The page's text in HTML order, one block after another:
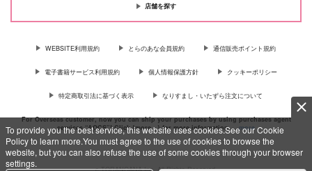
To provide you the best service, this website uses cookies.See our Cookie
Policy to learn more.You must agree to the use of cookies to browse the
website, but you can also refuse the use of some cookies through your browser
settings.
店舗を探す
WEBSITE利用規約 とらのあな会員規約 通信販売ポイント規約
電子書籍サービス利用規約 個人情報保護方針 クッキーポリシー
特定商取引法に基づく表示 なりすまし・いたずら注文について
For Overseas customer, now you can ship your purchases by using purchases agent
services “AOCS”! Click {more…} for more information …more
c TORANOANA Inc, All Rights Reserved.